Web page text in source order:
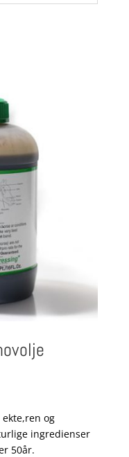
og
ingredienser
50år.